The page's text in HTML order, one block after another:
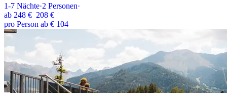
1-7 Nächte·2 Personen·
ab 248 € 208 €
pro Person ab € 104